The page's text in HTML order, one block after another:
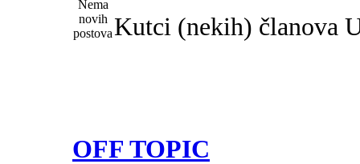
Kutci (nekih) članova
OFF TOPIC